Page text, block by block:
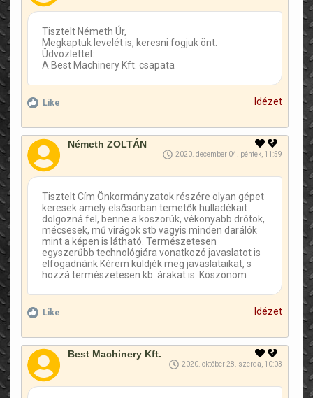
Tisztelt Németh Úr,
Megkaptuk levelét is, keresni fogjuk önt.
Üdvözlettel:
A Best Machinery Kft. csapata
Like Idézet
Németh ZOLTÁN
2020. december 04. péntek, 11:59
Tisztelt Cím Önkormányzatok részére olyan gépet
keresek amely elsősorban temetők hulladékait
dolgozná fel, benne a koszorúk, vékonyabb drótok,
mécsesek, mű virágok stb vagyis minden darálók
mint a képen is látható. Természetesen
egyszerűbb technológiára vonatkozó javaslatot is
elfogadnánk Kérem küldjék meg javaslataikat, s
hozzá természetesen kb. árakat is. Köszönöm
Like Idézet
Best Machinery Kft.
2020. október 28. szerda, 10:03